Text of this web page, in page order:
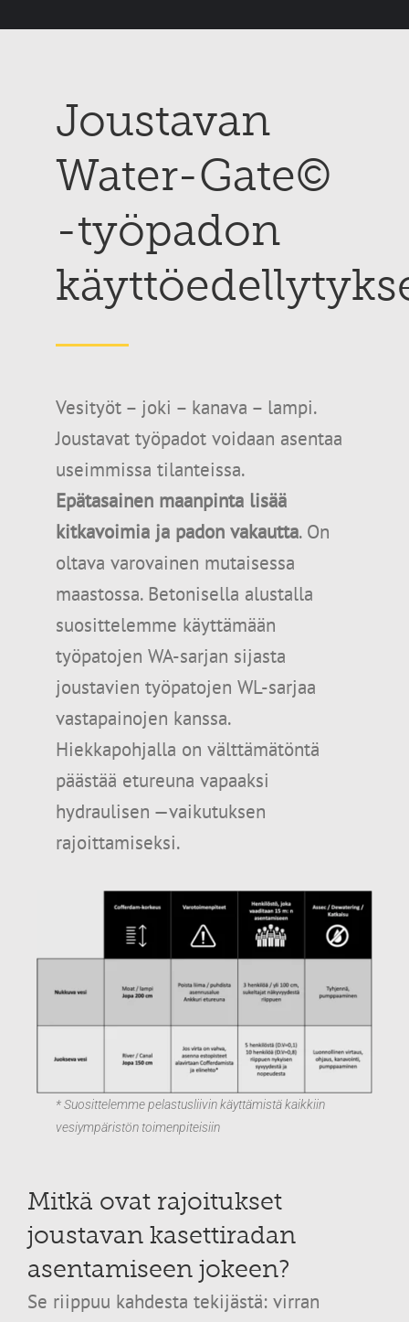
Joustavan
Water-Gate©
-työpadon
Vesityöt – joki – kanava – lampi.
Joustavat työpadot voidaan asentaa
useimmissa tilanteissa.
Epätasainen maanpinta lisää
kitkavoimia ja padon vakautta. On
oltava varovainen mutaisessa
maastossa. Betonisella alustalla
suosittelemme käyttämään
työpatojen WA-sarjan sijasta
joustavien työpatojen WL-sarjaa
vastapainojen kanssa.
Hiekkapohjalla on välttämätöntä
päästää etureuna vapaaksi
hydraulisen —vaikutuksen
rajoittamiseksi.
* Suosittelemme pelastusliivin käyttämistä kaikkiin
vesiympäristön toimenpiteisiin
Mitkä ovat rajoitukset
joustavan kasettiradan
asentamiseen jokeen?
Se riippuu kahdesta tekijästä: virran